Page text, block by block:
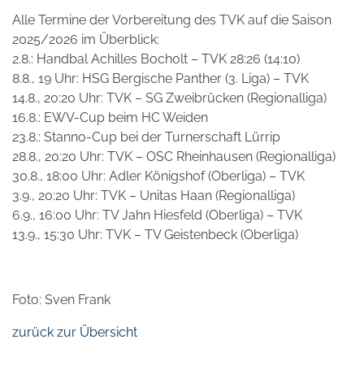
Alle Termine der Vorbereitung des TVK auf die Saison
2025/2026 im Überblick:
2.8.: Handbal Achilles Bocholt – TVK 28:26 (14:10)
8.8., 19 Uhr: HSG Bergische Panther (3. Liga) – TVK
14.8., 20:20 Uhr: TVK – SG Zweibrücken (Regionalliga)
16.8.: EWV-Cup beim HC Weiden
23.8.: Stanno-Cup bei der Turnerschaft Lürrip
28.8., 20:20 Uhr: TVK – OSC Rheinhausen (Regionalliga)
30.8., 18:00 Uhr: Adler Königshof (Oberliga) – TVK
3.9., 20:20 Uhr: TVK – Unitas Haan (Regionalliga)
6.9., 16:00 Uhr: TV Jahn Hiesfeld (Oberliga) – TVK
13.9., 15:30 Uhr: TVK – TV Geistenbeck (Oberliga)
Foto: Sven Frank
zurück zur Übersicht